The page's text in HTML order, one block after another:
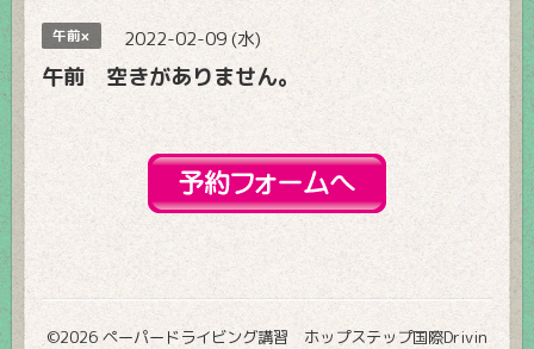
午前× 2022-02-09 (水)
午前 空きがありません。
©2026 ペーパードライビング講習 ホップステップ国際Drivin